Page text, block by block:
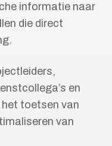
informatie naar
die direct
en
toetsen van
van